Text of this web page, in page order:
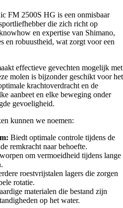
FM 2500S HG is een onmisbaar
die zich richt op
en expertise van Shimano,
en robuustheid, wat zorgt voor een
effectieve gevechten mogelijk met
molen is bijzonder geschikt voor het
krachtoverdracht en de
aanbeet en elke beweging onder
gevoeligheid.
kunnen we noemen:
Biedt optimale controle tijdens de
remkracht naar behoefte.
om vermoeidheid tijdens lange
roestvrijstalen lagers die zorgen
rotatie.
materialen die bestand zijn
op het water.